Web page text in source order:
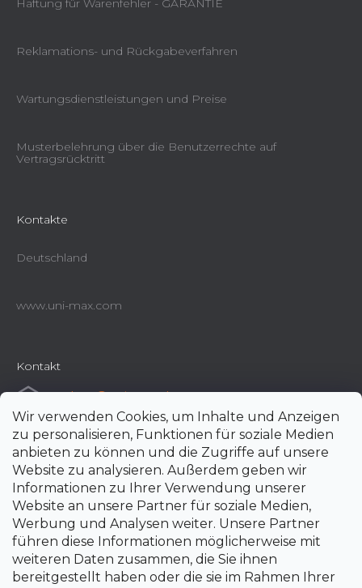
Wir verwenden Cookies, um Inhalte und Anzeigen
zu personalisieren, Funktionen für soziale Medien
anbieten zu können und die Zugriffe auf unsere
Website zu analysieren. Außerdem geben wir
Informationen zu Ihrer Verwendung unserer
Website an unsere Partner für soziale Medien,
Werbung und Analysen weiter. Unsere Partner
führen diese Informationen möglicherweise mit
weiteren Daten zusammen, die Sie ihnen
bereitgestellt haben oder die sie im Rahmen Ihrer
Haftung für Warenfehler - GARANTIE
Reklamations- und Rückgabeverfahren
Wartungsdienstleistungen und Preise
Musterbelehrung über die Benutzerrechte auf
Vertragsrücktritt
Kontakte
Deutschland
www.uni-max.com
Kontakt
e-shop@uni-max.de
+420 266 190 190